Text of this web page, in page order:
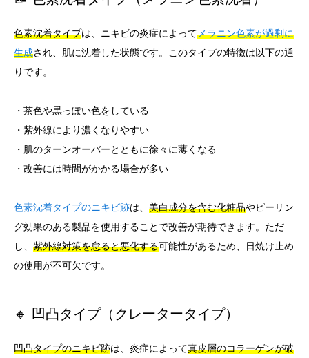
色素沈着タイプは、ニキビの炎症によってメラニン色素が過剰に
生成され、肌に沈着した状態です。このタイプの特徴は以下の通
りです。
・茶色や黒っぽい色をしている
・紫外線により濃くなりやすい
・肌のターンオーバーとともに徐々に薄くなる
・改善には時間がかかる場合が多い
色素沈着タイプのニキビ跡は、 美白成分を含む化粧品やピーリン
グ効果のある製品を使用することで改善が期待できます。ただ
し、 紫外線対策を怠ると悪化する可能性があるため、日焼け止め
の使用が不可欠です。
🔸 凹凸タイプ（クレータータイプ）
凹凸タイプのニキビ跡は、炎症によって真皮層のコラーゲンが破